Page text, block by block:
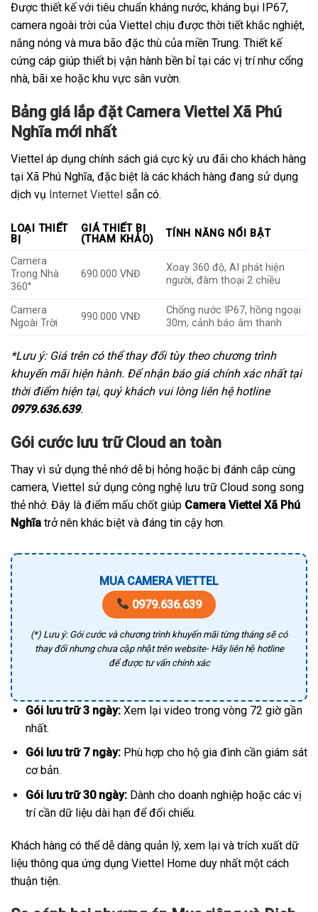
Được thiết kế với tiêu chuẩn kháng nước, kháng bụi IP67,
camera ngoài trời của Viettel chịu được thời tiết khắc nghiệt,
nắng nóng và mưa bão đặc thù của miền Trung. Thiết kế
cứng cáp giúp thiết bị vận hành bền bỉ tại các vị trí như cổng
nhà, bãi xe hoặc khu vực sân vườn.
Bảng giá lắp đặt Camera Viettel Xã Phú
Nghĩa mới nhất
Viettel áp dụng chính sách giá cực kỳ ưu đãi cho khách hàng
tại Xã Phú Nghĩa, đặc biệt là các khách hàng đang sử dụng
dịch vụ Internet Viettel sẵn có.
LOẠI THIẾT
BỊ
GIÁ THIẾT BỊ
(THAM KHẢO)
TÍNH NĂNG NỔI BẬT
Camera
Trong Nhà
360°
690.000 VNĐ
Xoay 360 độ, AI phát hiện
người, đàm thoại 2 chiều
Camera
Ngoài Trời
990.000 VNĐ
Chống nước IP67, hồng ngoại
30m, cảnh báo âm thanh
*Lưu ý: Giá trên có thể thay đổi tùy theo chương trình
khuyến mãi hiện hành. Để nhận báo giá chính xác nhất tại
thời điểm hiện tại, quý khách vui lòng liên hệ hotline
0979.636.639.
Gói cước lưu trữ Cloud an toàn
Thay vì sử dụng thẻ nhớ dễ bị hỏng hoặc bị đánh cắp cùng
camera, Viettel sử dụng công nghệ lưu trữ Cloud song song
thẻ nhớ. Đây là điểm mấu chốt giúp Camera Viettel Xã Phú
Nghĩa trở nên khác biệt và đáng tin cậy hơn.
MUA CAMERA VIETTEL
0979.636.639
(*) Lưu ý: Gói cước và chương trình khuyến mãi từng tháng sẽ có
thay đổi nhưng chưa cập nhật trên website- Hãy liên hệ hotline
để được tư vấn chính xác
Gói lưu trữ 3 ngày:Xem lại video trong vòng 72 giờ gần
nhất.
Gói lưu trữ 7 ngày:Phù hợp cho hộ gia đình cần giám sát
cơ bản.
Gói lưu trữ 30 ngày:Dành cho doanh nghiệp hoặc các vị
trí cần dữ liệu dài hạn để đối chiếu.
Khách hàng có thể dễ dàng quản lý, xem lại và trích xuất dữ
liệu thông qua ứng dụng Viettel Home duy nhất một cách
thuận tiện.